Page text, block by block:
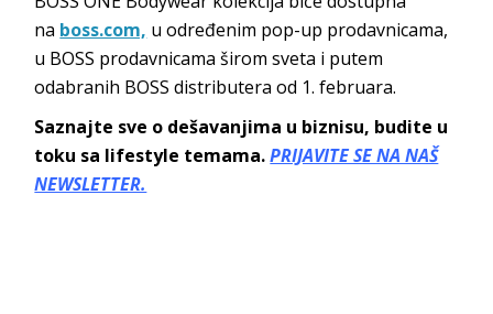
na boss.com, u određenim pop-up prodavnicama,
u BOSS prodavnicama širom sveta i putem
odabranih BOSS distributera od 1. februara.
Saznajte sve o dešavanjima u biznisu, budite u
toku sa lifestyle temama.PRIJAVITE SE NA NAŠ
NEWSLETTER.